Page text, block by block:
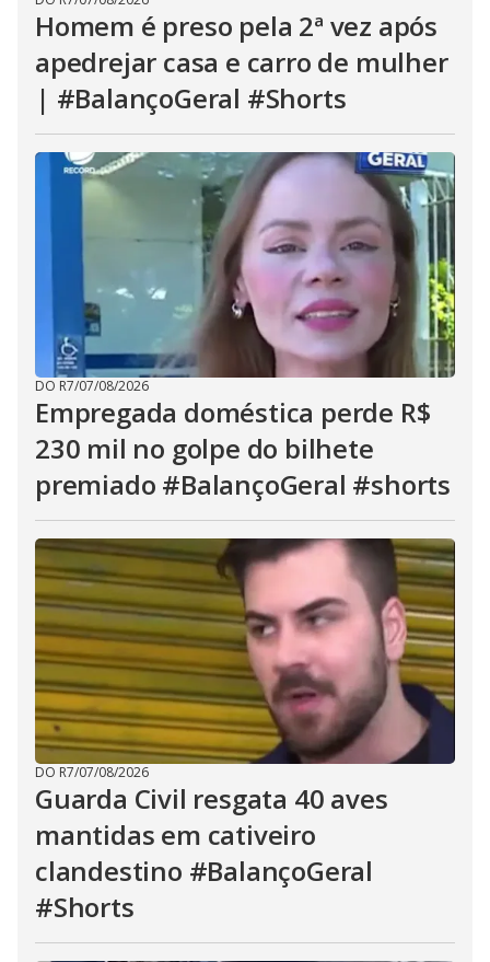
Homem é preso pela 2ª vez após
apedrejar casa e carro de mulher
| #BalançoGeral #Shorts
DO R7/07/08/2026
Empregada doméstica perde R$
230 mil no golpe do bilhete
premiado #BalançoGeral #shorts
DO R7/07/08/2026
Guarda Civil resgata 40 aves
mantidas em cativeiro
clandestino #BalançoGeral
#Shorts